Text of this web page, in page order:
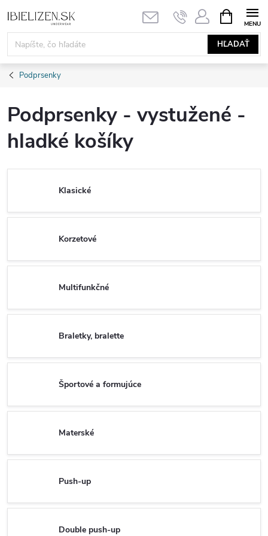
na
obsah
HĽADAŤ
KOŠÍK
Podprsenky
Podprsenky - vystužené -
hladké košíky
Klasické
Korzetové
Multifunkčné
Braletky, bralette
Športové a formujúce
Materské
Push-up
Double push-up